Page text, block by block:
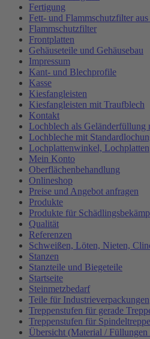
Fertigung
Fett- und Flammschutzfilter
Flammschutzfilter
Frontplatten
Gehäuseteile und Gehäusebau
Impressum
Kant- und Blechprofile
Kasse
Kiesfangleisten
Kiesfangleisten mit Traufblech
Kontakt
Lochblech als
Lochbleche mit
Lochplattenwinkel, Lochplatten
Mein Konto
Oberflächenbehandlung
Onlineshop
Preise und Angebot anfragen
Produkte
Produkte für
Qualität
Referenzen
Schweißen, Löten, Nieten,
Stanzen
Stanzteile und Biegeteile
Startseite
Steinmetzbedarf
Teile für Industrieverpackungen
Treppenstufen für gerade
Treppenstufen für
Übersicht (Material /